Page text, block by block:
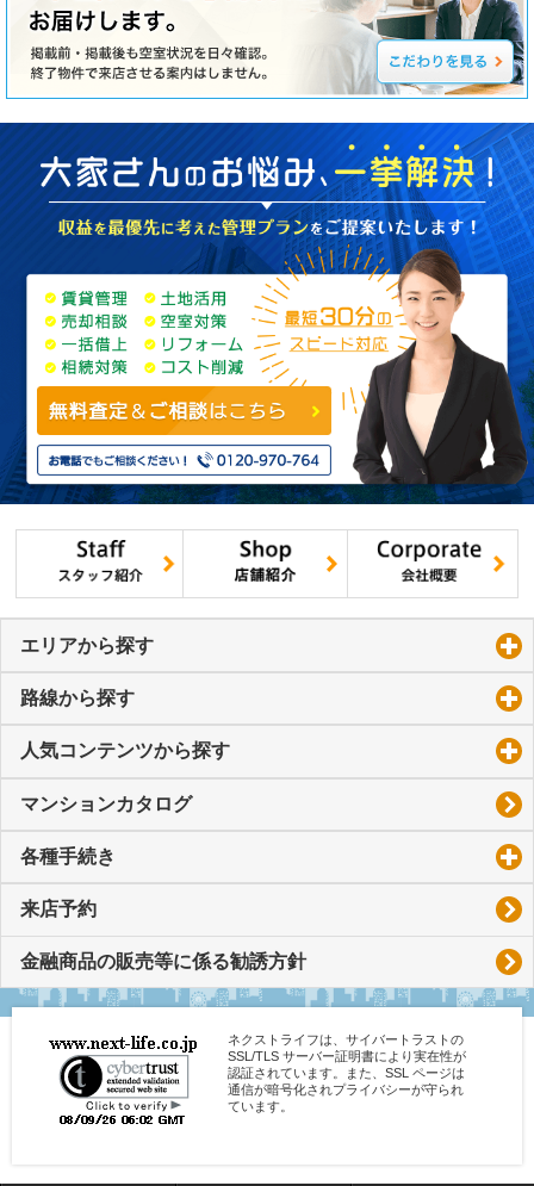
エリアから探す
路線から探す
人気コンテンツから探す
マンションカタログ
各種手続き
来店予約
金融商品の販売等に係る勧誘方針
ネクストライフは、サイバートラストの
SSL/TLS サーバー証明書により実在性が
認証されています。また、SSL ページは
通信が暗号化されプライバシーが守られ
ています。